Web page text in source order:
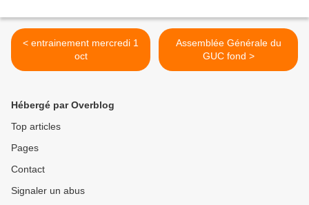
< entrainement mercredi 1
oct
Assemblée Générale du
GUC fond >
Hébergé par Overblog
Top articles
Pages
Contact
Signaler un abus